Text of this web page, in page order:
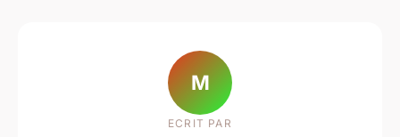
M
ECRIT PAR